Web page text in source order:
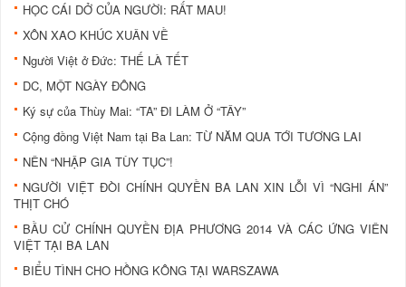
HỌC CÁI DỞ CỦA NGƯỜI: RẤT MAU!
XÔN XAO KHÚC XUÂN VỀ
Người Việt ở Đức: THẾ LÀ TẾT
DC, MỘT NGÀY ĐÔNG
Ký sự của Thùy Mai: “TA” ĐI LÀM Ở “TÂY”
Cộng đồng Việt Nam tại Ba Lan: TỪ NĂM QUA TỚI TƯƠNG LAI
NÊN “NHẬP GIA TÙY TỤC”!
NGƯỜI VIỆT ĐÒI CHÍNH QUYỀN BA LAN XIN LỖI VÌ “NGHI ÁN”
THỊT CHÓ
BẦU CỬ CHÍNH QUYỀN ĐỊA PHƯƠNG 2014 VÀ CÁC ỨNG VIÊN
VIỆT TẠI BA LAN
BIỂU TÌNH CHO HỒNG KÔNG TẠI WARSZAWA